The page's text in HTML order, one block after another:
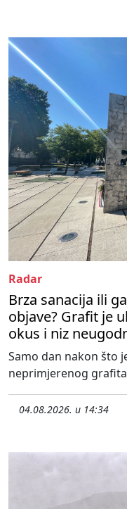
Radar
Brza sanacija ili
objave? Grafit je
okus i niz
Samo dan nakon što
neprimjerenog
04.08.2026. u 14:34